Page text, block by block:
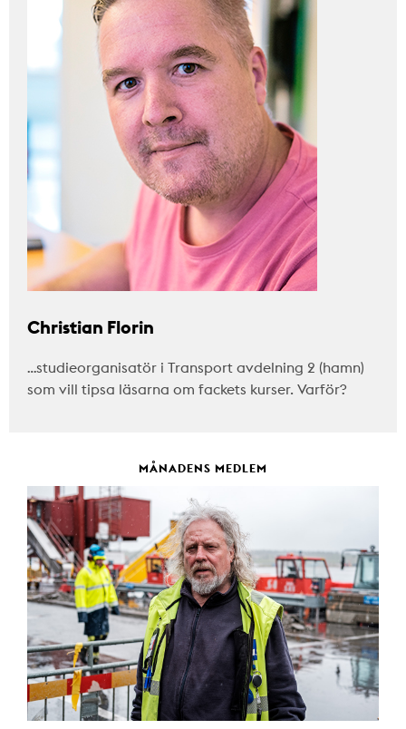
Christian Florin
…studieorganisatör i Transport avdelning 2 (hamn)
som vill tipsa läsarna om fackets kurser. Varför?
MÅNADENS MEDLEM